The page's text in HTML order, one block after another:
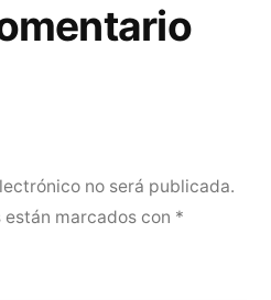
no será publicada.
marcados con *